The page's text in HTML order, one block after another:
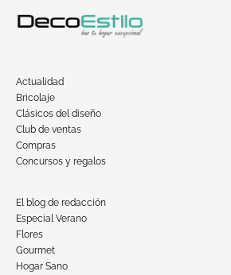
Actualidad
Bricolaje
Clásicos del diseño
Club de ventas
Compras
Concursos y regalos
El blog de redacción
Especial Verano
Flores
Gourmet
Hogar Sano